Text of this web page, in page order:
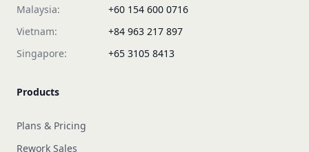
Malaysia:
+60 154 600 0716
Vietnam:
+84 963 217 897
Singapore:
+65 3105 8413
Products
Plans & Pricing
Rework Sales